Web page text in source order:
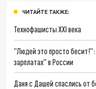
ЧИТАЙТЕ ТАКЖЕ:
Технофашисты XXI века
"Людей это просто
зарплатах" в России
Даня с Дашей спаслись от